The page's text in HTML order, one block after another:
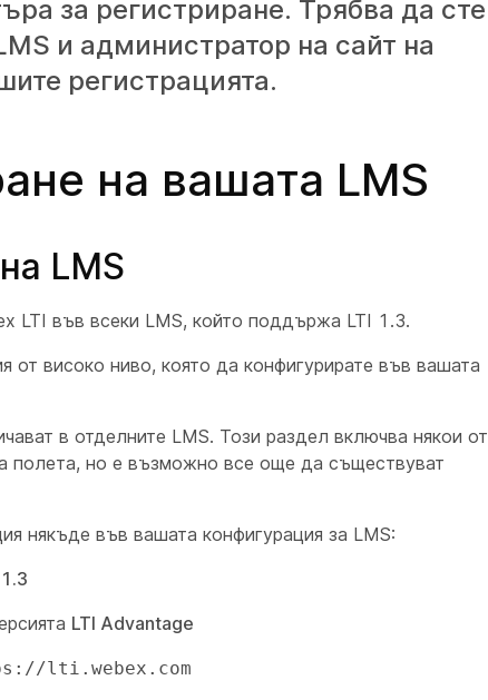
за регистриране. Трябва да сте
и администратор на сайт на
регистрацията.
на вашата LMS
LMS
LTI във всеки LMS, който поддържа LTI 1.3.
от високо ниво, която да конфигурирате във вашата
в отделните LMS. Този раздел включва някои от
полета, но е възможно все още да съществуват
някъде във вашата конфигурация за LMS:
LTI Advantage
lti.webex.com